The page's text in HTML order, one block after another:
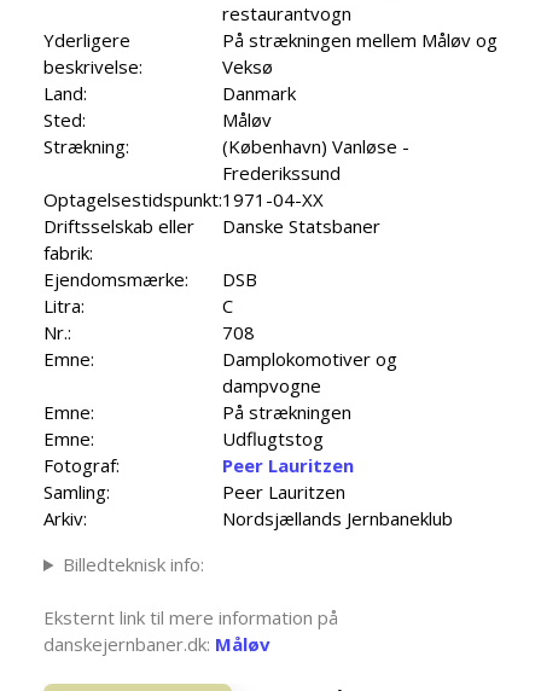
restaurantvogn
Yderligere
beskrivelse:
På strækningen mellem Måløv og
Veksø
Land:
Danmark
Sted:
Måløv
Strækning:
(København) Vanløse -
Frederikssund
Optagelsestidspunkt:1971-04-XX
Driftsselskab eller
fabrik:
Danske Statsbaner
Ejendomsmærke:
DSB
Litra:
C
Nr.:
708
Emne:
Damplokomotiver og
dampvogne
Emne:
På strækningen
Emne:
Udflugtstog
Fotograf:
Peer Lauritzen
Samling:
Peer Lauritzen
Arkiv:
Nordsjællands Jernbaneklub
Billedteknisk info:
Eksternt link til mere information på
danskejernbaner.dk: Måløv